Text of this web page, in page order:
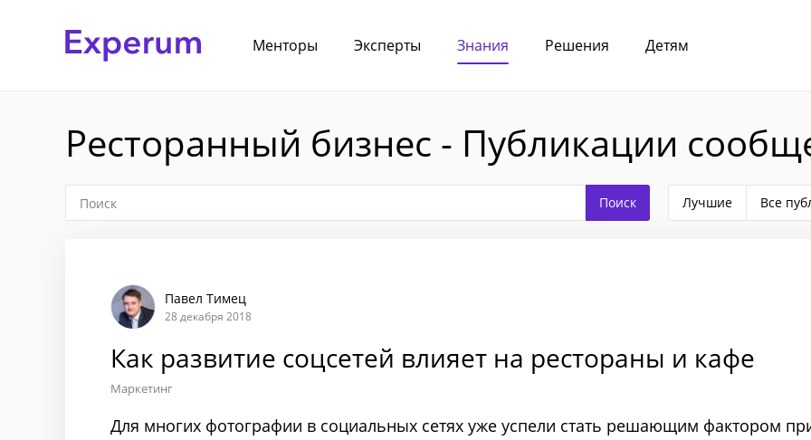
Менторы Эксперты Знания Решения Детям
Ресторанный бизнес - Публикации
Лучшие Все
Павел Тимец
28 декабря 2018
Как развитие соцсетей влияет на рестораны и кафе
Маркетинг
Для многих фотографии в социальных сетях уже успели стать решающим фактором